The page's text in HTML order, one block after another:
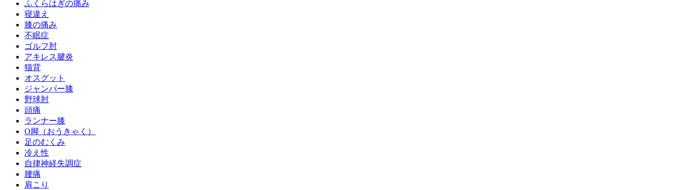
ふくらはぎの痛み
寝違え
膝の痛み
不眠症
ゴルフ肘
アキレス腱炎
猫背
オスグット
ジャンパー膝
野球肘
頭痛
ランナー膝
O脚（おうきゃく）
足のむくみ
冷え性
自律神経失調症
腰痛
肩こり